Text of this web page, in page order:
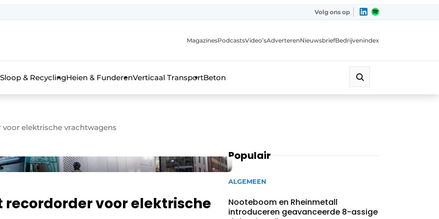
de aanmelding
voor de aanmelding FR
& bouwmachines
Volg ons op
MagazinesPodcastsVideo’sAdverterenNieuwsbriefBedrijvenindex
Sloop & RecyclingHeien & FunderenVerticaal TransportBeton
elektrische vrachtwagens
voor elektrische
Populair
ALGEMEEN
Nooteboom en Rheinmetall
introduceren geavanceerde 8-assige